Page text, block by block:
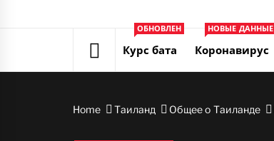
Курс бата
ОБНОВЛЕН
Коронавирус
НОВЫЕ ДАННЫЕ
Home Таиланд Общее о Таиланде